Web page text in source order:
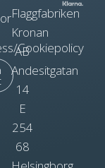
Flaggfabriken
Kronan
AB
Andesitgatan
14
E
254
68
Cookiepolicy